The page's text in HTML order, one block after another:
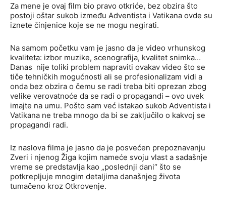
Za mene je ovaj film bio pravo otkriće, bez obzira što
postoji oštar sukob između Adventista i Vatikana ovde su
iznete činjenice koje se ne mogu negirati.
Na samom početku vam je jasno da je video vrhunskog
kvaliteta: izbor muzike, scenografija, kvalitet snimka…
Danas nije toliki problem napraviti ovakav video što se
tiče tehničkih mogućnosti ali se profesionalizam vidi a
onda bez obzira o čemu se radi treba biti oprezan zbog
velike verovatnoće da se radi o propagandi – ovo uvek
imajte na umu. Pošto sam već istakao sukob Adventista i
Vatikana ne treba mnogo da bi se zaključilo o kakvoj se
propagandi radi.
Iz naslova filma je jasno da je posvećen prepoznavanju
Zveri i njenog Žiga kojim nameće svoju vlast a sadašnje
vreme se predstavlja kao „poslednji dani“ što se
potkrepljuje mnogim detaljima današnjeg života
tumačeno kroz Otkrovenje.